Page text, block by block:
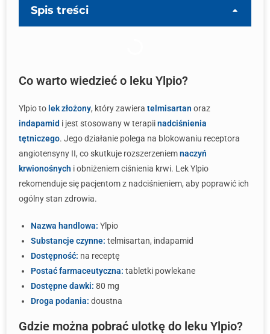
Spis treści
Co warto wiedzieć o leku Ylpio?
Ylpio to lek złożony, który zawiera telmisartan oraz
indapamid i jest stosowany w terapiinadciśnienia
tętniczego. Jego działanie polega na blokowaniu receptora
angiotensyny II, co skutkuje rozszerzeniemnaczyń
krwionośnych i obniżeniem ciśnienia krwi. Lek Ylpio
rekomenduje się pacjentom z nadciśnieniem, aby poprawić ich
ogólny stan zdrowia.
Nazwa handlowa: Ylpio
Substancje czynne: telmisartan, indapamid
Dostępność: na receptę
Postać farmaceutyczna: tabletki powlekane
Dostępne dawki: 80 mg
Droga podania: doustna
Gdzie można pobrać ulotkę do leku Ylpio?